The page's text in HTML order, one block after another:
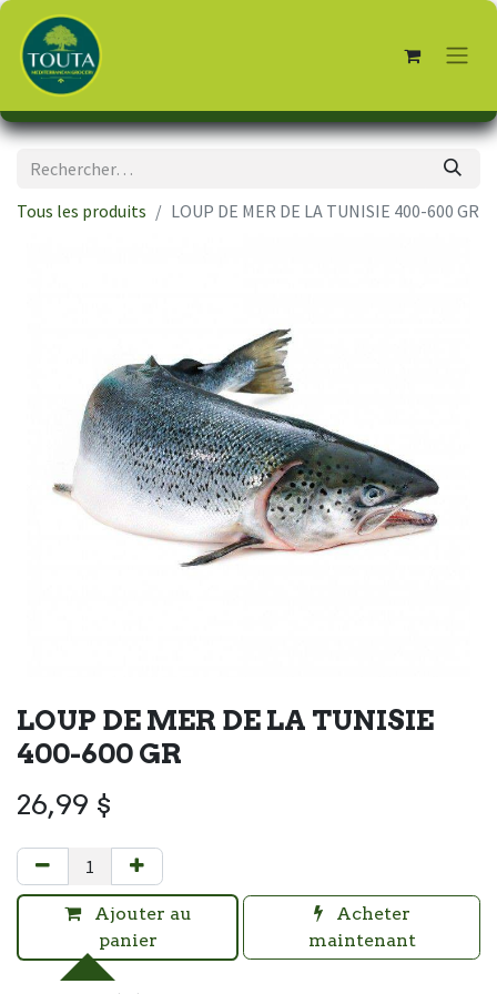
Tous les produits LOUP DE MER DE LA TUNISIE 400-600 GR
LOUP DE MER DE LA TUNISIE
400-600 GR
26,99 $
Ajouter au
panier
Acheter
maintenant